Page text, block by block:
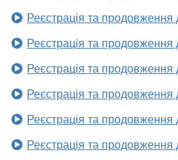
Реєстрація та продовження
Реєстрація та продовження
Реєстрація та продовження
Реєстрація та продовження
Реєстрація та продовження
Реєстрація та продовження